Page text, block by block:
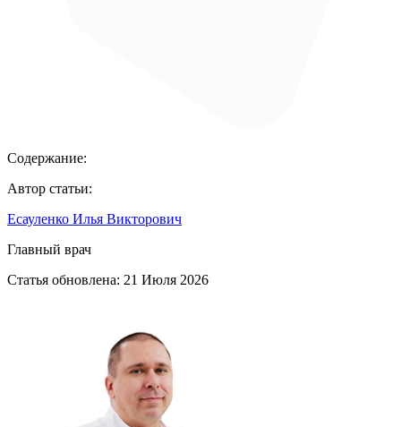
Содержание:
Автор статьи:
Есауленко Илья Викторович
Главный врач
Статья обновлена: 21 Июля 2026